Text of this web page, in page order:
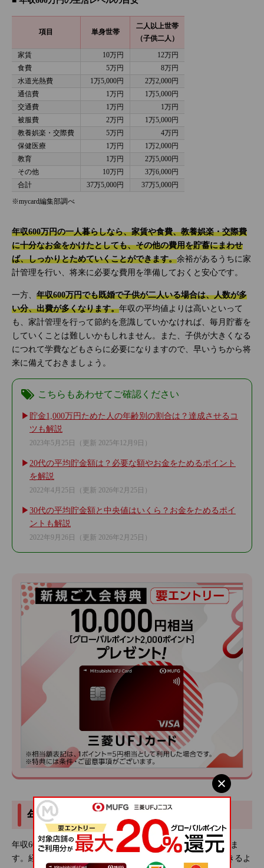
項目 単身世帯
二人以上世帯
（子供二人）
家賃
10万円
12万円
食費
5万円
8万円
水道光熱費
1万5,000円
2万2,000円
通信費
1万円
1万5,000円
交通費
1万円
1万円
被服費
2万円
1万5,000円
教養娯楽・交際費
5万円
4万円
保健医療
1万円
1万2,000円
教育
1万円
2万5,000円
その他
10万円
3万6,000円
合計
37万5,000円 37万5,000円
※mycard編集部調べ
年収600万円の一人暮らしなら、家賃や食費、教養娯楽・交際費
に十分なお金をかけたとしても、その他の費用を貯蓄にまわせ
ば、しっかりとためていくことができます。余裕があるうちに家
計管理を行い、将来に必要な費用を準備しておくと安心です。
一方、 年収600万円でも既婚で子供が二人いる場合は、人数が多
い分、出費が多くなります。年収の平均値よりは高いといって
も、家計管理を行って節約を意識していかなければ、毎月貯蓄を
していくことは難しいかもしれません。また、子供が大きくなる
につれて学費などもさらに必要になりますので、早いうちから将
来に備えておきましょう。
こちらもあわせてご確認ください
貯金1,000万円ためた人の年齢別の割合は？達成させるコ
ツも解説
2023年5月25日 （更新 2025年12月9日）
20代の平均貯金額は？必要な額やお金をためるポイント
を解説
2022年4月25日 （更新 2026年2月25日）
30代の平均貯金額と中央値はいくら？お金をためるポイ
ントも解説
2022年9月26日 （更新 2026年2月25日）
年収600万円を達成するには？
年収600万円を達成するには収入を増やしていく必要がありま
す。経済的に余裕のある生活が送れて、しっかり貯金もできるよ